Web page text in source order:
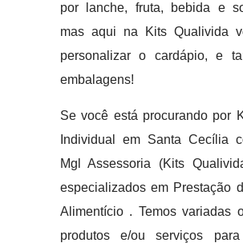
por lanche, fruta, bebida e
mas aqui na Kits Qualivida
personalizar o cardápio, e
embalagens!
Se você está procurando por
Individual em Santa Cecília
Mgl Assessoria (Kits
especializados em Prestação
Alimentício . Temos variadas
produtos e/ou serviços para